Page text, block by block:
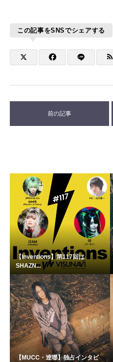
この記事をSNSでシェアする
前の記事
【Inventions】第117回は
SHAZN...
【MUCC・逹瑯】独占インタビ